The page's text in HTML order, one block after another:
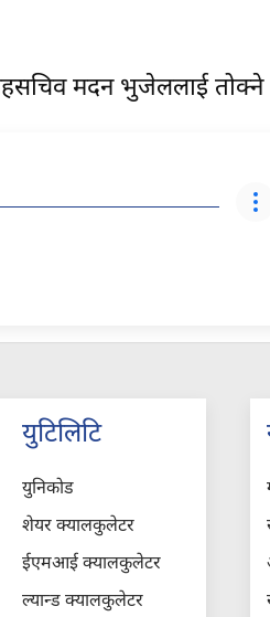
मदन भुजेललाई तोक्ने
युटिलिटि
युनिकोड
शेयर क्यालकुलेटर
ईएमआई क्यालकुलेटर
ल्यान्ड क्यालकुलेटर